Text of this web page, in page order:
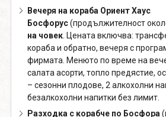
Вечеря на кораба Ориент Хаус
Босфорус(продължителност
на човек. Цената включва:
кораба и обратно, вечеря с
фирмата. Менюто по време на
салата асорти, топло предястие,
– сезонни плодове, 2 алкохолни
безалкохолни напитки без лимит.
Разходка с корабче по Босфора